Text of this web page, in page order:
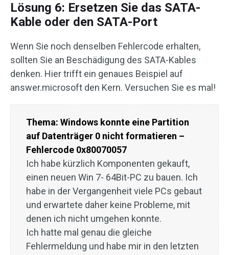
Lösung 6: Ersetzen Sie das SATA-
Kable oder den SATA-Port
Wenn Sie noch denselben Fehlercode erhalten,
sollten Sie an Beschädigung des SATA-Kables
denken. Hier trifft ein genaues Beispiel auf
answer.microsoft den Kern. Versuchen Sie es mal!
Thema: Windows konnte eine Partition
auf Datenträger 0 nicht formatieren –
Fehlercode 0x80070057
Ich habe kürzlich Komponenten gekauft,
einen neuen Win 7- 64Bit-PC zu bauen. Ich
habe in der Vergangenheit viele PCs gebaut
und erwartete daher keine Probleme, mit
denen ich nicht umgehen konnte.
Ich hatte mal genau die gleiche
Fehlermeldung und habe mir in den letzten